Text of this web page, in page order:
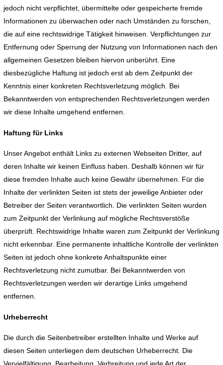
jedoch nicht verpflichtet, übermittelte oder gespeicherte fremde
Informationen zu überwachen oder nach Umständen zu forschen,
die auf eine rechtswidrige Tätigkeit hinweisen. Verpflichtungen zur
Entfernung oder Sperrung der Nutzung von Informationen nach den
allgemeinen Gesetzen bleiben hiervon unberührt. Eine
diesbezügliche Haftung ist jedoch erst ab dem Zeitpunkt der
Kenntnis einer konkreten Rechtsverletzung möglich. Bei
Bekanntwerden von entsprechenden Rechtsverletzungen werden
wir diese Inhalte umgehend entfernen.
Haftung für Links
Unser Angebot enthält Links zu externen Webseiten Dritter, auf
deren Inhalte wir keinen Einfluss haben. Deshalb können wir für
diese fremden Inhalte auch keine Gewähr übernehmen. Für die
Inhalte der verlinkten Seiten ist stets der jeweilige Anbieter oder
Betreiber der Seiten verantwortlich. Die verlinkten Seiten wurden
zum Zeitpunkt der Verlinkung auf mögliche Rechtsverstöße
überprüft. Rechtswidrige Inhalte waren zum Zeitpunkt der Verlinkung
nicht erkennbar. Eine permanente inhaltliche Kontrolle der verlinkten
Seiten ist jedoch ohne konkrete Anhaltspunkte einer
Rechtsverletzung nicht zumutbar. Bei Bekanntwerden von
Rechtsverletzungen werden wir derartige Links umgehend
entfernen.
Urheberrecht
Die durch die Seitenbetreiber erstellten Inhalte und Werke auf
diesen Seiten unterliegen dem deutschen Urheberrecht. Die